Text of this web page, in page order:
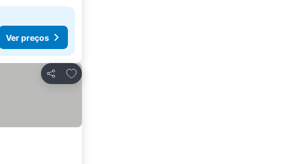
Ver preços
Partilhar
Adicionar aos favoritos